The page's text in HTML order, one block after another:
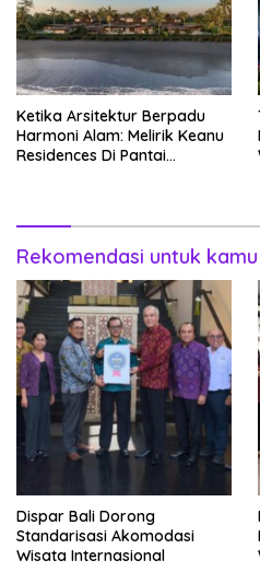
Ketika Arsitektur Berpadu
Harmoni Alam: Melirik Keanu
Residences Di Pantai
Rekomendasi untuk kamu
Dispar Bali Dorong
Standarisasi Akomodasi
Wisata Internasional